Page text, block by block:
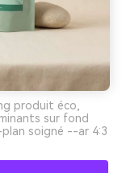
produit éco,
sur fond
soigné --ar 4:3